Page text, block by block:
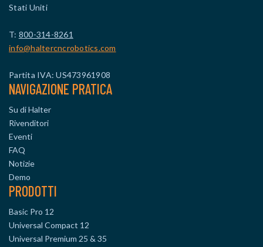
Stati Uniti
T: 800-314-8261
info@haltercncrobotics.com
Partita IVA: US473961908
NAVIGAZIONE PRATICA
Su di Halter
Rivenditori
Eventi
FAQ
Notizie
Demo
PRODOTTI
Basic Pro 12
Universal Compact 12
Universal Premium 25 & 35